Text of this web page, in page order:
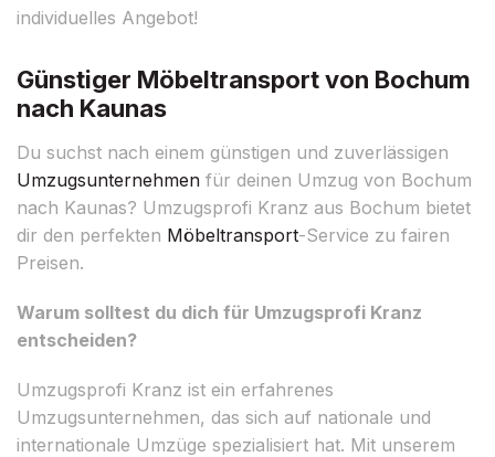
individuelles Angebot!
Günstiger Möbeltransport von Bochum
nach Kaunas
Du suchst nach einem günstigen und zuverlässigen
Umzugsunternehmen für deinen Umzug von Bochum
nach Kaunas? Umzugsprofi Kranz aus Bochum bietet
dir den perfekten Möbeltransport-Service zu fairen
Preisen.
Warum solltest du dich für Umzugsprofi Kranz
entscheiden?
Umzugsprofi Kranz ist ein erfahrenes
Umzugsunternehmen, das sich auf nationale und
internationale Umzüge spezialisiert hat. Mit unserem